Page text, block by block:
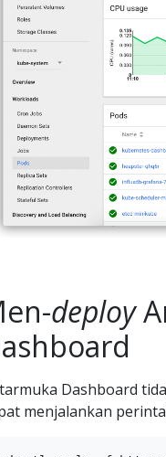
deploy
Dashboard
menjalankan